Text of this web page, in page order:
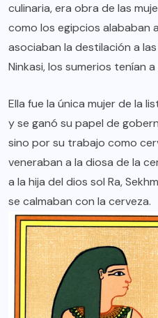
culinaria, era obra de las
como los egipcios alababan
asociaban la destilación a
Ninkasi, los sumerios tenían a
Ella fue la única mujer de la
y se ganó su papel de
sino por su trabajo como
veneraban a la diosa de la
a la hija del dios sol Ra,
se calmaban con la cerveza.